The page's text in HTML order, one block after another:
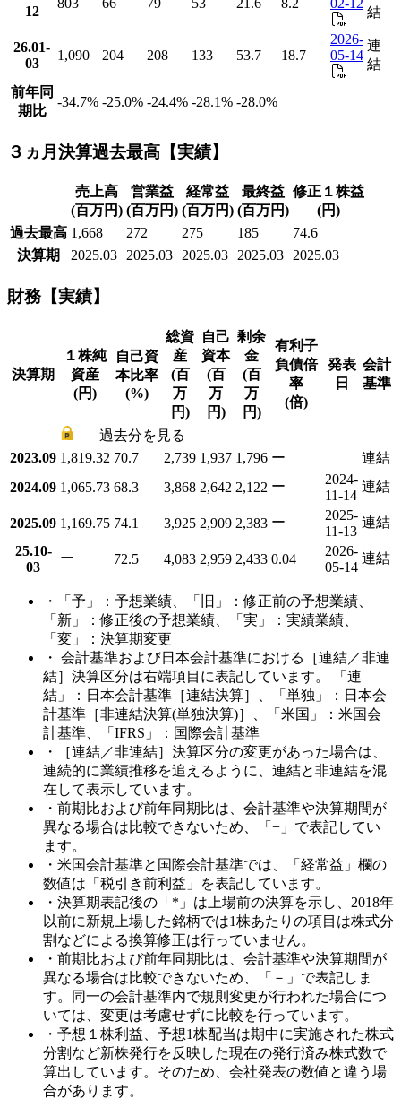
12
結
26.01-
03
1,090 204 208 133 53.7 18.7
2026-
05-14
連
結
前年同
期比
-34.7% -25.0% -24.4% -28.1% -28.0%
３ヵ月決算過去最高【実績】
売上高
(百万円)
営業益
(百万円)
経常益
(百万円)
最終益
(百万円)
修正１株益
(円)
過去最高 1,668 272 275 185
74.6
決算期
2025.03 2025.03 2025.03 2025.03 2025.03
財務【実績】
決算期
１株純
資産
(円)
自己資
本比率
(%)
総資
産
(百
万
円)
自己
資本
(百
万
円)
剰余
金
(百
万
円)
有利子
負債倍
率
(倍)
発表
日
会計
基準
過去分を見る
2023.09 1,819.32 70.7 2,739 1,937 1,796 ー
連結
2024.09 1,065.73 68.3 3,868 2,642 2,122 ー
2024-
11-14
連結
2025.09 1,169.75 74.1 3,925 2,909 2,383 ー
2025-
11-13
連結
25.10-
03
ー 72.5 4,083 2,959 2,433 0.04
2026-
05-14
連結
・「予」：予想業績、「旧」：修正前の予想業績、
「新」：修正後の予想業績、「実」：実績業績、
「変」：決算期変更
・ 会計基準および日本会計基準における［連結／非連
結］決算区分は右端項目に表記しています。 「連
結」：日本会計基準［連結決算］、「単独」：日本会
計基準［非連結決算(単独決算)］、「米国」：米国会
計基準、「IFRS」：国際会計基準
・［連結／非連結］決算区分の変更があった場合は、
連続的に業績推移を追えるように、連結と非連結を混
在して表示しています。
・前期比および前年同期比は、会計基準や決算期間が
異なる場合は比較できないため、「−」で表記してい
ます。
・米国会計基準と国際会計基準では、「経常益」欄の
数値は「税引き前利益」を表記しています。
・決算期表記後の「*」は上場前の決算を示し、2018年
以前に新規上場した銘柄では1株あたりの項目は株式分
割などによる換算修正は行っていません。
・前期比および前年同期比は、会計基準や決算期間が
異なる場合は比較できないため、「－」で表記しま
す。同一の会計基準内で規則変更が行われた場合につ
いては、変更は考慮せずに比較を行っています。
・予想１株利益、予想1株配当は期中に実施された株式
分割など新株発行を反映した現在の発行済み株式数で
算出しています。そのため、会社発表の数値と違う場
合があります。